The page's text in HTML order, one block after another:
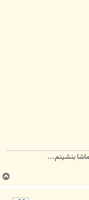
بنشينم...
ب
ا